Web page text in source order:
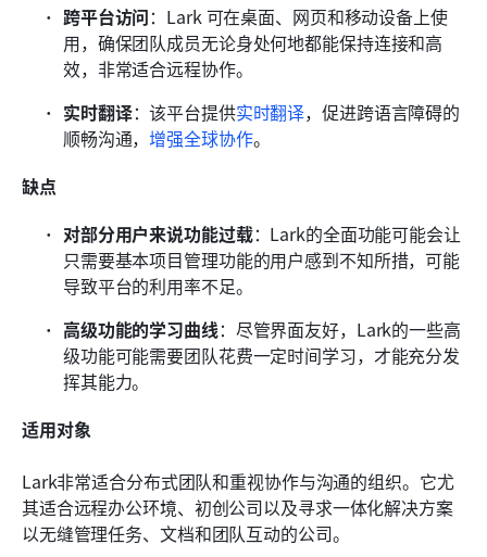
跨平台访问：Lark 可在桌面、网页和移动设备上使
用，确保团队成员无论身处何地都能保持连接和高
效，非常适合远程协作。
实时翻译：该平台提供实时翻译，促进跨语言障碍的
顺畅沟通，增强全球协作。
缺点
对部分用户来说功能过载：Lark的全面功能可能会让
只需要基本项目管理功能的用户感到不知所措，可能
导致平台的利用率不足。
高级功能的学习曲线：尽管界面友好，Lark的一些高
级功能可能需要团队花费一定时间学习，才能充分发
挥其能力。
适用对象
Lark非常适合分布式团队和重视协作与沟通的组织。它尤
其适合远程办公环境、初创公司以及寻求一体化解决方案
以无缝管理任务、文档和团队互动的公司。